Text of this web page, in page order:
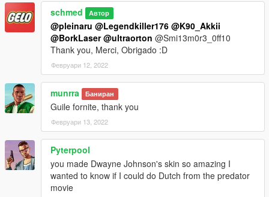
schmed Автор
@pleinaru @Legendkiller176 @K90_Akkii
@BorkLaser @ultraorton @Smi13m0r3_0ff10
Thank you, Merci, Obrigado :D
Февруари 12, 2022
munrra Баниран
Guile fornite, thank you
Февруари 13, 2022
Pyterpool
you made Dwayne Johnson's skin so amazing I
wanted to know if I could do Dutch from the predator
movie